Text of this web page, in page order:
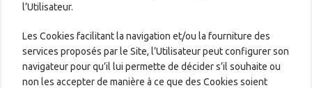
l’Utilisateur.
Les Cookies facilitant la navigation et/ou la fourniture des
services proposés par le Site, l’Utilisateur peut configurer son
navigateur pour qu’il lui permette de décider s’il souhaite ou
non les accepter de manière à ce que des Cookies soient